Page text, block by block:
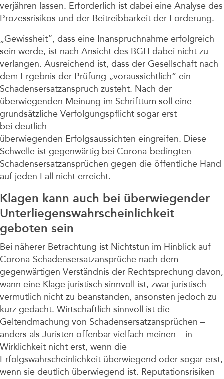
verjähren lassen. Erforderlich ist dabei eine Analyse des
Prozessrisikos und der Beitreibbarkeit der Forderung.
„Gewissheit“, dass eine Inanspruchnahme erfolgreich
sein werde, ist nach Ansicht des BGH dabei nicht zu
verlangen. Ausreichend ist, dass der Gesellschaft nach
dem Ergebnis der Prüfung „voraussichtlich“ ein
Schadensersatzanspruch zusteht. Nach der
überwiegenden Meinung im Schrifttum soll eine
grundsätzliche Verfolgungspflicht sogar erst
bei deutlich
überwiegenden Erfolgsaussichten eingreifen. Diese
Schwelle ist gegenwärtig bei Corona-bedingten
Schadensersatzansprüchen gegen die öffentliche Hand
auf jeden Fall nicht erreicht.
Klagen kann auch bei überwiegender
Unterliegenswahrscheinlichkeit
geboten sein
Bei näherer Betrachtung ist Nichtstun im Hinblick auf
Corona-Schadensersatzansprüche nach dem
gegenwärtigen Verständnis der Rechtsprechung davon,
wann eine Klage juristisch sinnvoll ist, zwar juristisch
vermutlich nicht zu beanstanden, ansonsten jedoch zu
kurz gedacht. Wirtschaftlich sinnvoll ist die
Geltendmachung von Schadensersatzansprüchen –
anders als Juristen offenbar vielfach meinen – in
Wirklichkeit nicht erst, wenn die
Erfolgswahrscheinlichkeit überwiegend oder sogar erst,
wenn sie deutlich überwiegend ist. Reputationsrisiken